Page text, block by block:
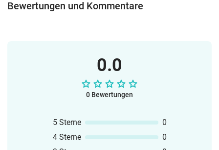
Bewertungen und Kommentare
0.0
0 Bewertungen
5 Sterne
0
4 Sterne
0